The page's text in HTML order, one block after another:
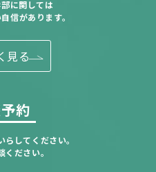
に関しては
信があります。
見る
約
してください。
ください。